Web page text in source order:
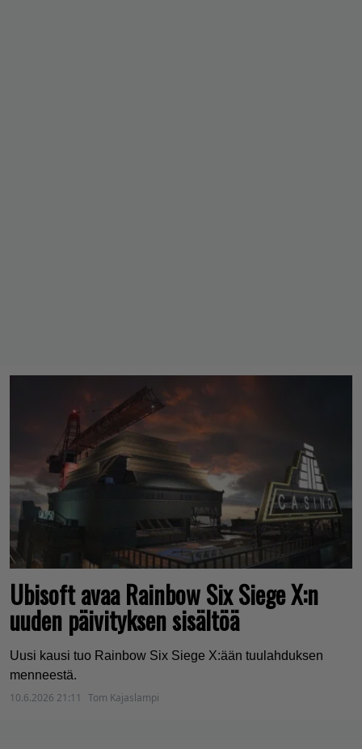
Ubisoft avaa Rainbow Six Siege X:n
uuden päivityksen sisältöä
Uusi kausi tuo Rainbow Six Siege X:ään tuulahduksen
menneestä.
10.6.2026 21:11
Tom Kajaslampi